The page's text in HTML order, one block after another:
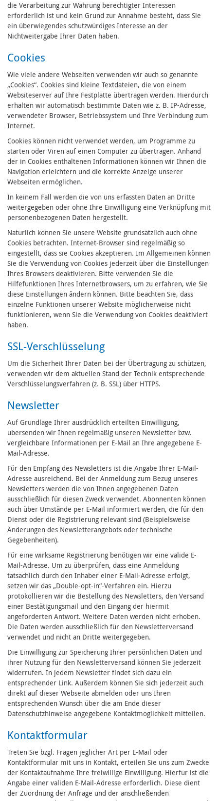
die Verarbeitung zur Wahrung berechtigter Interessen
erforderlich ist und kein Grund zur Annahme besteht, dass Sie
ein überwiegendes schutzwürdiges Interesse an der
Nichtweitergabe Ihrer Daten haben.
Cookies
Wie viele andere Webseiten verwenden wir auch so genannte
„Cookies“. Cookies sind kleine Textdateien, die von einem
Websiteserver auf Ihre Festplatte übertragen werden. Hierdurch
erhalten wir automatisch bestimmte Daten wie z. B. IP-Adresse,
verwendeter Browser, Betriebssystem und Ihre Verbindung zum
Internet.
Cookies können nicht verwendet werden, um Programme zu
starten oder Viren auf einen Computer zu übertragen. Anhand
der in Cookies enthaltenen Informationen können wir Ihnen die
Navigation erleichtern und die korrekte Anzeige unserer
Webseiten ermöglichen.
In keinem Fall werden die von uns erfassten Daten an Dritte
weitergegeben oder ohne Ihre Einwilligung eine Verknüpfung mit
personenbezogenen Daten hergestellt.
Natürlich können Sie unsere Website grundsätzlich auch ohne
Cookies betrachten. Internet-Browser sind regelmäßig so
eingestellt, dass sie Cookies akzeptieren. Im Allgemeinen können
Sie die Verwendung von Cookies jederzeit über die Einstellungen
Ihres Browsers deaktivieren. Bitte verwenden Sie die
Hilfefunktionen Ihres Internetbrowsers, um zu erfahren, wie Sie
diese Einstellungen ändern können. Bitte beachten Sie, dass
einzelne Funktionen unserer Website möglicherweise nicht
funktionieren, wenn Sie die Verwendung von Cookies deaktiviert
haben.
SSL-Verschlüsselung
Um die Sicherheit Ihrer Daten bei der Übertragung zu schützen,
verwenden wir dem aktuellen Stand der Technik entsprechende
Verschlüsselungsverfahren (z. B. SSL) über HTTPS.
Newsletter
Auf Grundlage Ihrer ausdrücklich erteilten Einwilligung,
übersenden wir Ihnen regelmäßig unseren Newsletter bzw.
vergleichbare Informationen per E-Mail an Ihre angegebene E-
Mail-Adresse.
Für den Empfang des Newsletters ist die Angabe Ihrer E-Mail-
Adresse ausreichend. Bei der Anmeldung zum Bezug unseres
Newsletters werden die von Ihnen angegebenen Daten
ausschließlich für diesen Zweck verwendet. Abonnenten können
auch über Umstände per E-Mail informiert werden, die für den
Dienst oder die Registrierung relevant sind (Beispielsweise
Änderungen des Newsletterangebots oder technische
Gegebenheiten).
Für eine wirksame Registrierung benötigen wir eine valide E-
Mail-Adresse. Um zu überprüfen, dass eine Anmeldung
tatsächlich durch den Inhaber einer E-Mail-Adresse erfolgt,
setzen wir das „Double-opt-in“-Verfahren ein. Hierzu
protokollieren wir die Bestellung des Newsletters, den Versand
einer Bestätigungsmail und den Eingang der hiermit
angeforderten Antwort. Weitere Daten werden nicht erhoben.
Die Daten werden ausschließlich für den Newsletterversand
verwendet und nicht an Dritte weitergegeben.
Die Einwilligung zur Speicherung Ihrer persönlichen Daten und
ihrer Nutzung für den Newsletterversand können Sie jederzeit
widerrufen. In jedem Newsletter findet sich dazu ein
entsprechender Link. Außerdem können Sie sich jederzeit auch
direkt auf dieser Webseite abmelden oder uns Ihren
entsprechenden Wunsch über die am Ende dieser
Datenschutzhinweise angegebene Kontaktmöglichkeit mitteilen.
Kontaktformular
Treten Sie bzgl. Fragen jeglicher Art per E-Mail oder
Kontaktformular mit uns in Kontakt, erteilen Sie uns zum Zwecke
der Kontaktaufnahme Ihre freiwillige Einwilligung. Hierfür ist die
Angabe einer validen E-Mail-Adresse erforderlich. Diese dient
der Zuordnung der Anfrage und der anschließenden